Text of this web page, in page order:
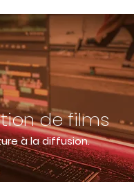
de films
à la diffusion.